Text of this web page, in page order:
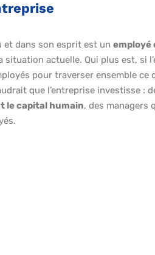
et dans son esprit est un
situation actuelle. Qui plus est, si
pour traverser ensemble
que l’entreprise investisse :
le capital humain, des managers